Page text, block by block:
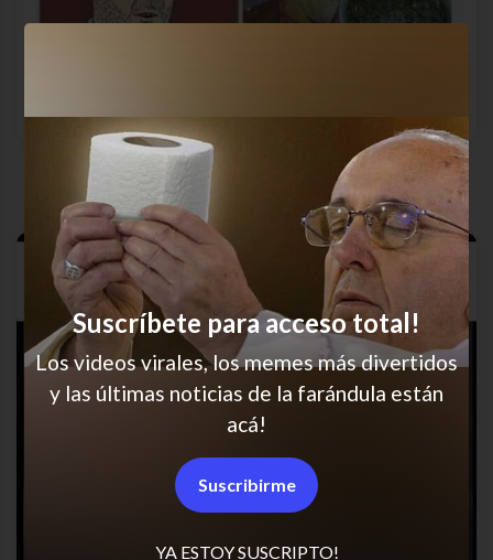
Delicatessen
YA ESTOY SUSCRIPTO!
Suscríbete para acceso total!
Los videos virales, los memes más divertidos
y las últimas noticias de la farándula están
acá!
Suscribirme